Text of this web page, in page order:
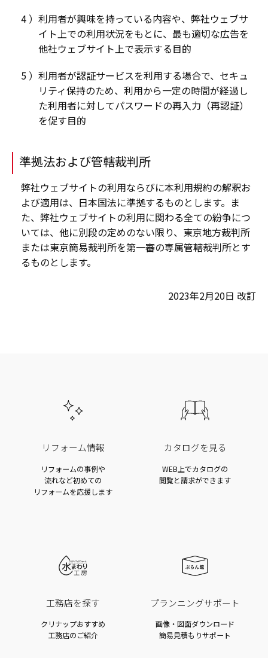
利用者が興味を持っている内容や、弊社ウェブサ
イト上での利用状況をもとに、最も適切な広告を
他社ウェブサイト上で表示する目的
利用者が認証サービスを利用する場合で、セキュ
リティ保持のため、利用から一定の時間が経過し
た利用者に対してパスワードの再入力（再認証）
を促す目的
準拠法および管轄裁判所
弊社ウェブサイトの利用ならびに本利用規約の解釈お
よび適用は、日本国法に準拠するものとします。ま
た、弊社ウェブサイトの利用に関わる全ての紛争につ
いては、他に別段の定めのない限り、東京地方裁判所
または東京簡易裁判所を第一審の専属管轄裁判所とす
るものとします。
2023年2月20日 改訂
リフォーム情報
リフォームの事例や
流れなど初めての
リフォームを応援します
カタログを見る
WEB上でカタログの
閲覧と請求ができます
工務店を探す
クリナップおすすめ
工務店のご紹介
プランニングサポート
画像・図面ダウンロード
簡易見積もりサポート